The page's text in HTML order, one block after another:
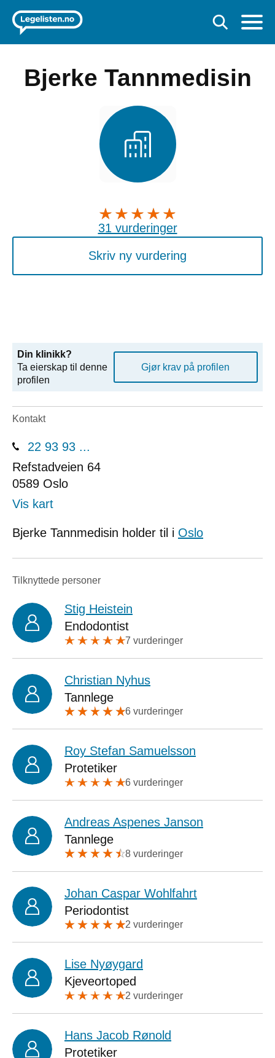
Bjerke Tannmedisin
31 vurderinger
Skriv ny vurdering
Din klinikk?
Ta eierskap til denne
profilen
Gjør krav på profilen
Kontakt
22 93 93 ...
Refstadveien 64
0589 Oslo
Vis kart
Bjerke Tannmedisin holder til i Oslo
Tilknyttede personer
Stig Heistein
Endodontist
7 vurderinger
Christian Nyhus
Tannlege
6 vurderinger
Roy Stefan Samuelsson
Protetiker
6 vurderinger
Andreas Aspenes Janson
Tannlege
8 vurderinger
Johan Caspar Wohlfahrt
Periodontist
2 vurderinger
Lise Nyøygard
Kjeveortoped
2 vurderinger
Hans Jacob Rønold
Protetiker